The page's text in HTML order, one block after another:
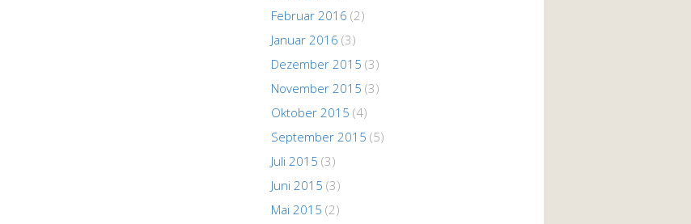
Februar 2016 (2)
Januar 2016 (3)
Dezember 2015 (3)
November 2015 (3)
Oktober 2015 (4)
September 2015 (5)
Juli 2015 (3)
Juni 2015 (3)
Mai 2015 (2)